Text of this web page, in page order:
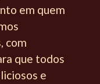
em quem
com
que todos
e